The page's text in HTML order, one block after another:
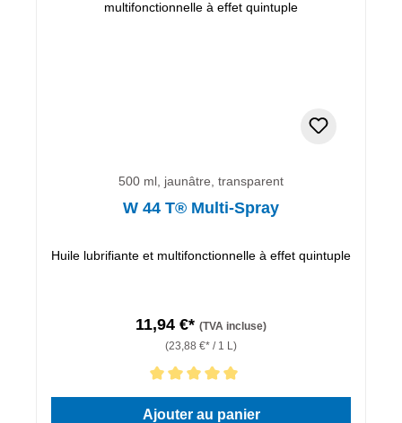
500 ml, jaunâtre, transparent
W 44 T® Multi-Spray
Huile lubrifiante et multifonctionnelle à effet quintuple
11,94 €* (TVA incluse)
(23,88 €* / 1 L)
Note moyenne de 5 sur 5 étoiles
Ajouter au panier